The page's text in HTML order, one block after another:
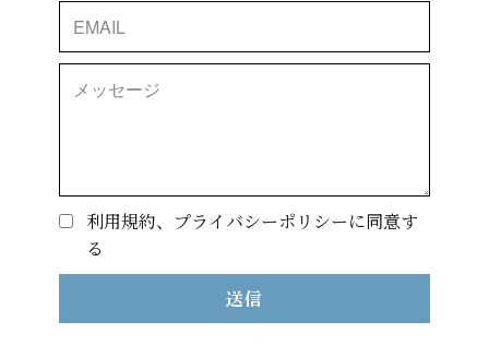
利用規約、プライバシーポリシーに同意す
る
送信